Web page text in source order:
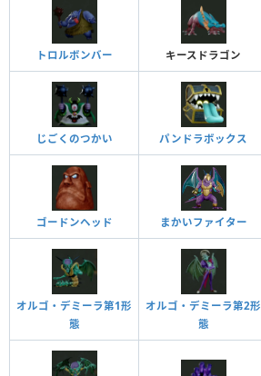
トロルボンバー キースドラゴン
じごくのつかい パンドラボックス
ゴードンヘッド まかいファイター
オルゴ・デミーラ第1形
態
オルゴ・デミーラ第2形
態